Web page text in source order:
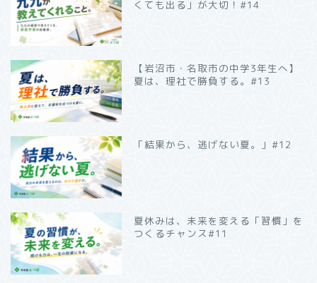
くても出る」が大切！#14
【岩沼市・名取市の中学3年生へ】
夏は、理社で勝負する。#13
「結果から、逃げない夏。」#12
夏休みは、未来を変える「習慣」を
つくるチャンス#11